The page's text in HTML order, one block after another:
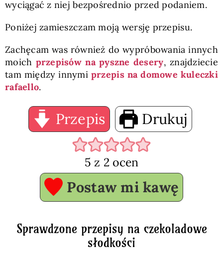
wyciągać z niej bezpośrednio przed podaniem.
Poniżej zamieszczam moją wersję przepisu.
Zachęcam was również do wypróbowania innych
moich przepisów na pyszne desery, znajdziecie
tam między innymi przepis na domowe kuleczki
rafaello.
Przepis Drukuj
5 z 2 ocen
Postaw mi kawę
Sprawdzone przepisy na czekoladowe
słodkości